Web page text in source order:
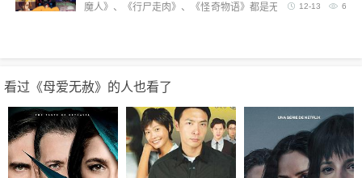
魔人》、《行尸走肉》、《怪奇物语》都是无法复制的经典，
6
12-13
看过《母爱无赦》的人也看了